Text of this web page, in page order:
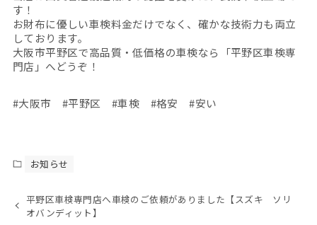
す！
お財布に優しい車検料金だけでなく、確かな技術力も両立
しております。
大阪市平野区で高品質・低価格の車検なら「平野区車検専
門店」へどうぞ！
#大阪市 #平野区 #車検 #格安 #安い
お知らせ
平野区車検専門店へ車検のご依頼がありました【スズキ ソリ
オバンディット】